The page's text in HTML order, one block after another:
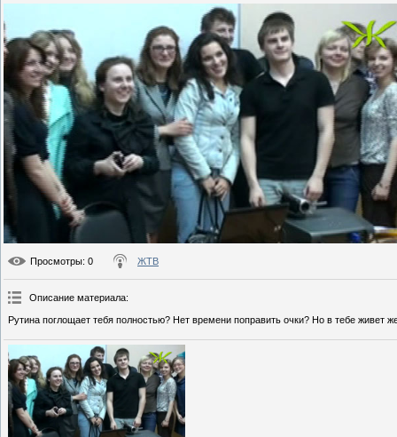
Просмотры: 0 ЖТВ
Описание материала:
Рутина поглощает тебя полностью? Нет времени поправить очки? Но в тебе живет